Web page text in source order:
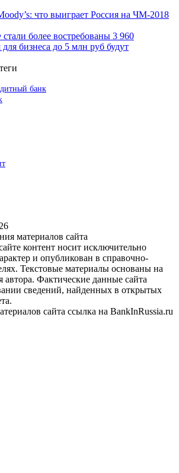
что выиграет Россия на ЧМ-2018
более востребованы 3 960
бизнеса до 5 млн руб будут
банк
материалов сайта
контент носит исключительно
и опубликован в справочно-
Текстовые материалы основаны на
автора. Фактические данные сайта
сведений, найденных в открытых
сайта ссылка на BankInRussia.ru